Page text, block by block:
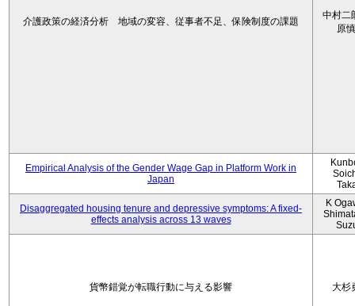
介護政策の経済分析 地域の変容、従事者不足、保険制度の課題
中村二
原
Empirical Analysis of the Gender Wage Gap in Platform Work in
Japan
Disaggregated housing tenure and depressive symptoms: A fixed-
effects analysis across 13 waves
K
貨幣錯覚が転職行動に与える影響 大杉